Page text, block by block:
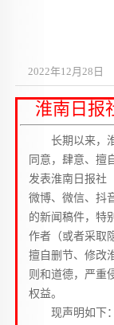
2022年12月28日
淮南日报
长期以来，
同意，肆意、擅
发表淮南日报社
微博、微信、抖
的新闻稿件，特
作者（或者采取
擅自删节、修改
则和道德，严重
权益。
现声明如下：